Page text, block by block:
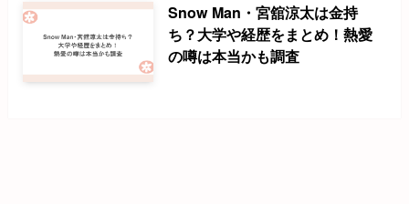
Snow Man・宮舘涼太は金持
ち？大学や経歴をまとめ！熱愛
の噂は本当かも調査